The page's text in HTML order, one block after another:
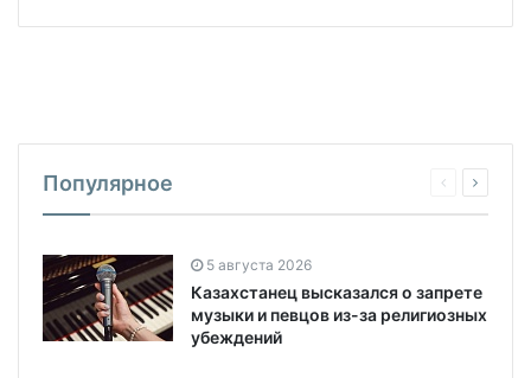
Популярное
5 августа 2026
Казахстанец высказался о запрете
музыки и певцов из-за религиозных
убеждений